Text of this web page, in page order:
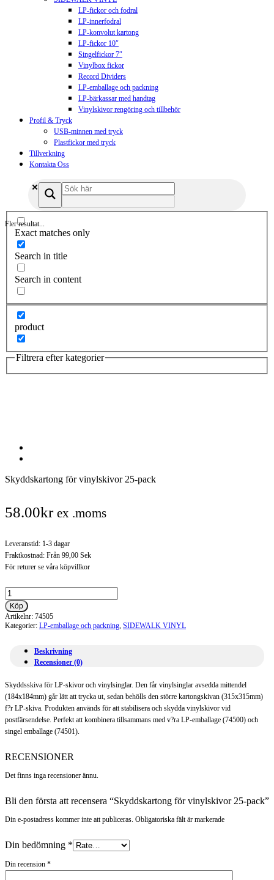
LP-fickor och fodral
LP-innerfodral
LP-konvolut kartong
LP-fickor 10″
Singelfickor 7″
Vinylbox fickor
Record Dividers
LP-emballage och packning
LP-bärkassar med handtag
Vinylskivor rengöring och tillbehör
Profil & Tryck
USB-minnen med tryck
Plastfickor med tryck
Tillverkning
Kontakta Oss
Fler resultat...
Exact matches only
Search in title
Search in content
product
Filtrera efter kategorier
Skyddskartong för vinylskivor 25-pack
58.00kr ex .moms
Leveranstid: 1-3 dagar
Fraktkostnad: Från 99,00 Sek
För returer se våra köpvillkor
Skyddskartong
för
vinylskivor
25-
Köp
Artikelnr: 74505
Kategorier: LP-emballage och packning, SIDEWALK VINYL
Beskrivning
Recensioner (0)
Skyddsskiva för LP-skivor och vinylsinglar. Den får vinylsinglar avsedda mittendel
(184x184mm) går lätt att trycka ut, sedan behölls den större kartongskivan (315x315mm)
f?r LP-skiva. Produkten används för att stabilisera och skydda vinylskivor vid
postfärsendelse. Perfekt att kombinera tillsammans med v?ra LP-emballage (74500) och
singel emballage (74501).
RECENSIONER
Det finns inga recensioner ännu.
Bli den första att recensera “Skyddskartong för vinylskivor 25-pack”
Din e-postadress kommer inte att publiceras. Obligatoriska fält är markerade
Din bedömning *
Din recension *